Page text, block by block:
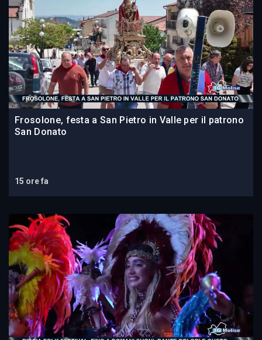
Frosolone, festa a San Pietro in Valle per il patrono
San Donato
15 ore fa